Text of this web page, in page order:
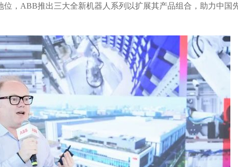
位，ABB推出三大全新机器人系列以扩展其产品组合，助力中国